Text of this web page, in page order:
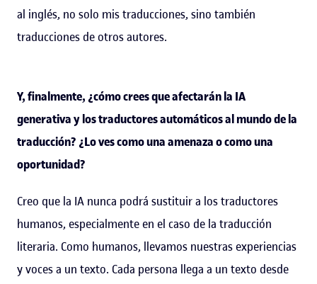
al inglés, no solo mis traducciones, sino también
traducciones de otros autores.
Y, finalmente, ¿cómo crees que afectarán la IA
generativa y los traductores automáticos al mundo de la
traducción? ¿Lo ves como una amenaza o como una
oportunidad?
Creo que la IA nunca podrá sustituir a los traductores
humanos, especialmente en el caso de la traducción
literaria. Como humanos, llevamos nuestras experiencias
y voces a un texto. Cada persona llega a un texto desde